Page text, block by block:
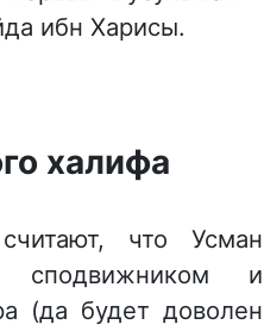
ибн Харисы.
халифа
что Усман
сподвижником и
(да будет доволен